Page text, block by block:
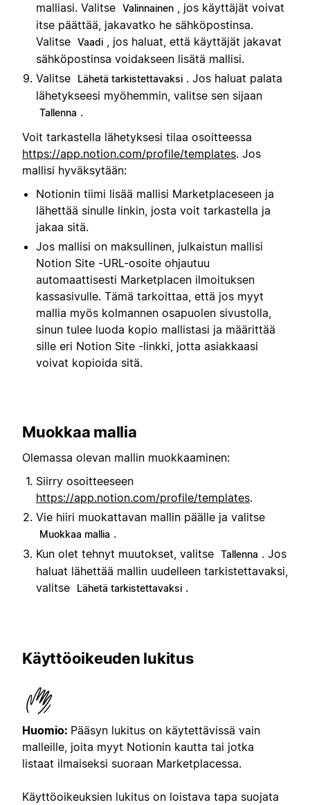
malliasi. Valitse Valinnainen , jos käyttäjät voivat
itse päättää, jakavatko he sähköpostinsa.
Valitse Vaadi , jos haluat, että käyttäjät jakavat
sähköpostinsa voidakseen lisätä mallisi.
Valitse
Lähetä tarkistettavaksi . Jos haluat palata
lähetykseesi myöhemmin, valitse sen sijaan
Tallenna .
Voit tarkastella lähetyksesi tilaa osoitteessa
https://app.notion.com/profile/templates. Jos
mallisi hyväksytään:
Notionin tiimi lisää mallisi Marketplaceseen ja
lähettää sinulle linkin, josta voit tarkastella ja
jakaa sitä.
Jos mallisi on maksullinen, julkaistun mallisi
Notion Site -URL-osoite ohjautuu
automaattisesti Marketplacen ilmoituksen
kassasivulle. Tämä tarkoittaa, että jos myyt
mallia myös kolmannen osapuolen sivustolla,
sinun tulee luoda kopio mallistasi ja määrittää
sille eri Notion Site -linkki, jotta asiakkaasi
voivat kopioida sitä.
Muokkaa mallia
Olemassa olevan mallin muokkaaminen:
Siirry osoitteeseen
https://app.notion.com/profile/templates.
Vie hiiri muokattavan mallin päälle ja valitse
Muokkaa mallia .
Kun olet tehnyt muutokset, valitse Tallenna . Jos
haluat lähettää mallin uudelleen tarkistettavaksi,
valitse
Lähetä tarkistettavaksi .
Käyttöoikeuden lukitus
Huomio: Pääsyn lukitus on käytettävissä vain
malleille, joita myyt Notionin kautta tai jotka
listaat ilmaiseksi suoraan Marketplacessa.
Käyttöoikeuksien lukitus on loistava tapa suojata